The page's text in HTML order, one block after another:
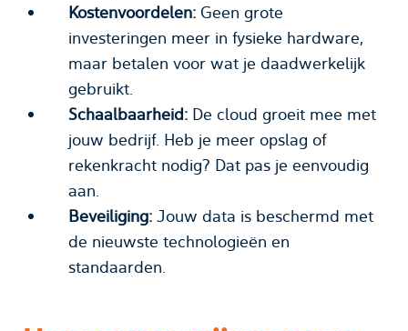
Kostenvoordelen: Geen grote
investeringen meer in fysieke hardware,
maar betalen voor wat je daadwerkelijk
gebruikt.
Schaalbaarheid: De cloud groeit mee met
jouw bedrijf. Heb je meer opslag of
rekenkracht nodig? Dat pas je eenvoudig
aan.
Beveiliging: Jouw data is beschermd met
de nieuwste technologieën en
standaarden.